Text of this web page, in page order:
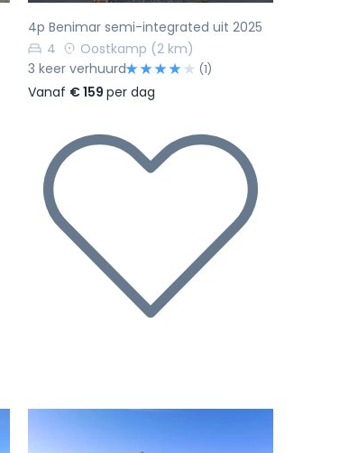
4p Benimar semi-integrated uit 2025
4
Oostkamp (2 km)
3 keer verhuurd
(1)
Vanaf € 159per dag